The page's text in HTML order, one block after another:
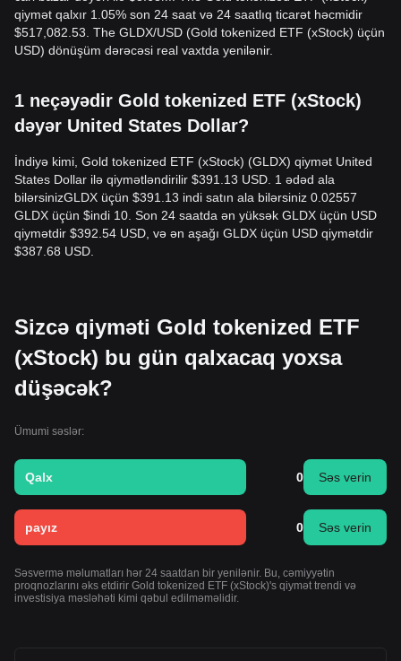
qiymət qalxır 1.05% son 24 saat və 24 saatlıq ticarət həcmidir
$517,082.53. The GLDX/USD (Gold tokenized ETF (xStock) üçün
USD) dönüşüm dərəcəsi real vaxtda yenilənir.
1 neçəyədir Gold tokenized ETF (xStock)
dəyər United States Dollar?
İndiyə kimi, Gold tokenized ETF (xStock) (GLDX) qiymət United
States Dollar ilə qiymətləndirilir $391.13 USD. 1 ədəd ala
bilərsinizGLDX üçün $391.13 indi satın ala bilərsiniz 0.02557
GLDX üçün $indi 10. Son 24 saatda ən yüksək GLDX üçün USD
qiymətdir $392.54 USD, və ən aşağı GLDX üçün USD qiymətdir
$387.68 USD.
Sizcə qiyməti Gold tokenized ETF
(xStock) bu gün qalxacaq yoxsa
düşəcək?
Ümumi səslər:
Qalx 0 Səs verin
payız 0 Səs verin
Səsvermə məlumatları hər 24 saatdan bir yenilənir. Bu, cəmiyyətin
proqnozlarını əks etdirir Gold tokenized ETF (xStock)'s qiymət trendi və
investisiya məsləhəti kimi qəbul edilməməlidir.